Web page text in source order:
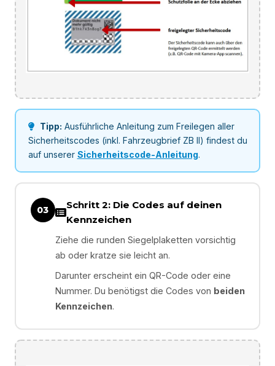
Tipp: Ausführliche Anleitung zum Freilegen aller
Sicherheitscodes (inkl. Fahrzeugbrief ZB II) findest du
auf unserer Sicherheitscode-Anleitung.
03
Schritt 2: Die Codes auf deinen
Kennzeichen
Ziehe die runden Siegelplaketten vorsichtig
ab oder kratze sie leicht an.
Darunter erscheint ein QR-Code oder eine
Nummer. Du benötigst die Codes von beiden
Kennzeichen.